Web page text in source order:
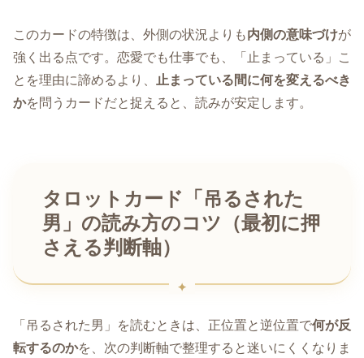
このカードの特徴は、外側の状況よりも内側の意味づけが
強く出る点です。恋愛でも仕事でも、「止まっている」こ
とを理由に諦めるより、
止まっている間に何を変えるべき
かを問うカードだと捉えると、読みが安定します。
タロットカード「吊るされた
男」の読み方のコツ（最初に押
さえる判断軸）
「吊るされた男」を読むときは、正位置と逆位置で何が反
転するのかを、次の判断軸で整理すると迷いにくくなりま